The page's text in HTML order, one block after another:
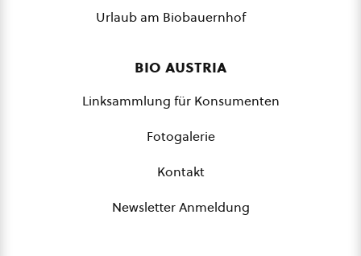
Urlaub am Biobauernhof
bio austria
Linksammlung für Konsumenten
Fotogalerie
Kontakt
Newsletter Anmeldung